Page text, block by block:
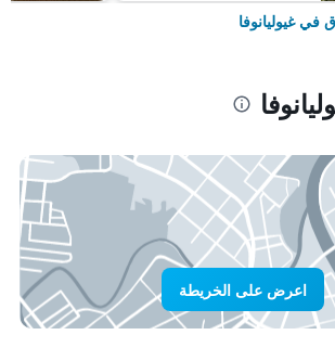
غيوليانوفا
اعرض على الخريطة